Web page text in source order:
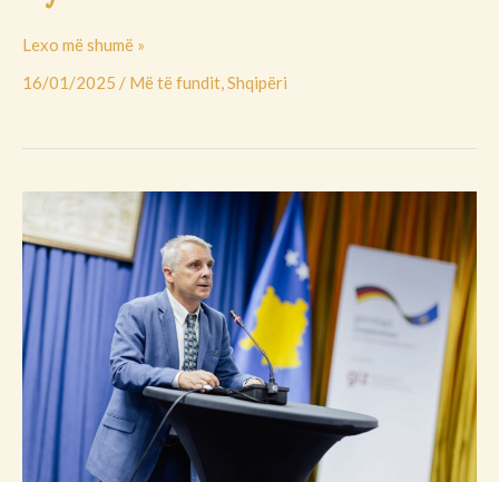
Lexo më shumë »
16/01/2025 / Më të fundit,Shqipëri
mbështet
deklaratën
BE-
së:
Rruga
drejt
ndërprerjes
funksionimit